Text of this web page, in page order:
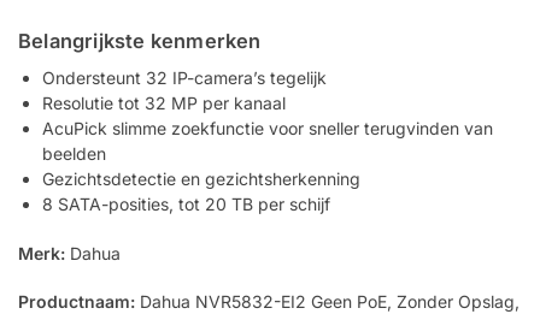
Belangrijkste kenmerken
Ondersteunt 32 IP-camera’s tegelijk
Resolutie tot 32 MP per kanaal
AcuPick slimme zoekfunctie voor sneller terugvinden van
beelden
Gezichtsdetectie en gezichtsherkenning
8 SATA-posities, tot 20 TB per schijf
Merk: Dahua
Productnaam: Dahua NVR5832-EI2 Geen PoE, Zonder Opslag,